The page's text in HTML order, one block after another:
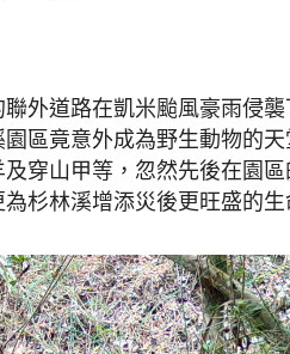
外道路在凱米颱風豪雨侵
區竟意外成為野生動物的
穿山甲等，忽然先後在園
杉林溪增添災後更旺盛的生